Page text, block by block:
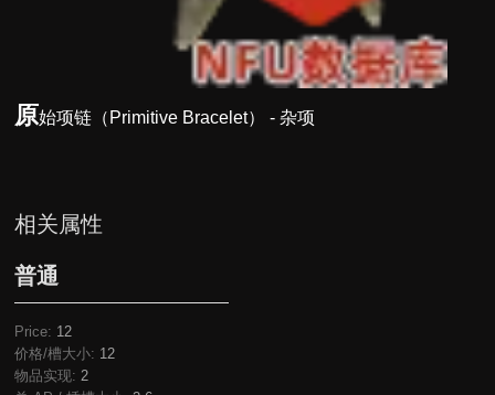
原始项链（Primitive Bracelet） - 杂项
相关属性
普通
Price: 12
价格/槽大小: 12
物品实现: 2